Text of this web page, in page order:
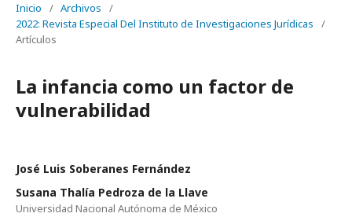
Inicio / Archivos
/
2022: Revista Especial Del Instituto de Investigaciones Jurídicas
/
Artículos
La infancia como un factor de
vulnerabilidad
José Luis Soberanes Fernández
Susana Thalía Pedroza de la Llave
Universidad Nacional Autónoma de México